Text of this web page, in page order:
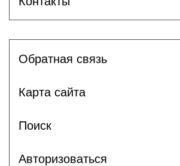
Обратная связь
Карта сайта
Поиск
Авторизоваться